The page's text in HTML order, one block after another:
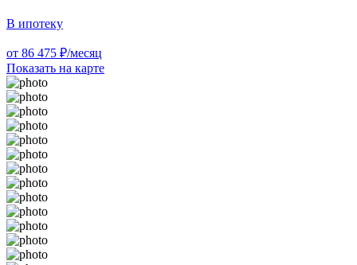
В ипотеку
от 86 475 ₽/месяц
Показать на карте